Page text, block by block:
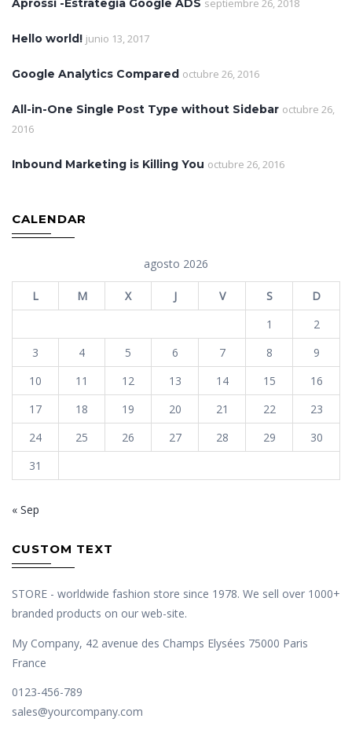
Aprossi -Estrategia Google ADS septiembre 26, 2018
Hello world! junio 13, 2017
Google Analytics Compared octubre 26, 2016
All-in-One Single Post Type without Sidebar octubre 26,
2016
Inbound Marketing is Killing You octubre 26, 2016
CALENDAR
agosto 2026
L M X J V S
D
1
2
3
4 5 6 7 8
9
10
11 12 13 14 15
16
17
18 19 20 21 22
23
24
25 26 27 28 29
30
31
« Sep
CUSTOM TEXT
STORE - worldwide fashion store since 1978. We sell over 1000+
branded products on our web-site.
My Company, 42 avenue des Champs Elysées 75000 Paris
France
0123-456-789
sales@yourcompany.com